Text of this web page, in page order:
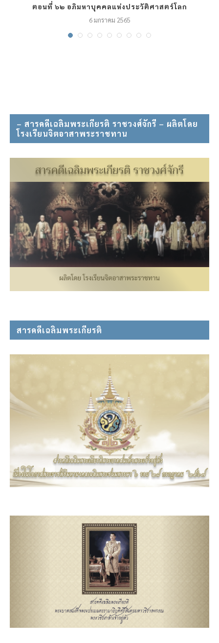
ตอนที่ ๖๒ อภิมหาบุคคลแห่งประวัติศาสตร์โลก
6 มกราคม 2565
– สารคดีเฉลิมพระเกียรติ ราชวงศ์จักรี – ผลิตโดย
โรงเรียนจิตอาสาพระราชทาน
สารคดีเฉลิมพระเกียรติ